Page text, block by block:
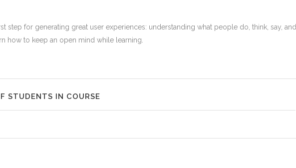
step for generating great user experiences: understanding what people do, think, say, and
how to keep an open mind while learning.
STUDENTS IN COURSE